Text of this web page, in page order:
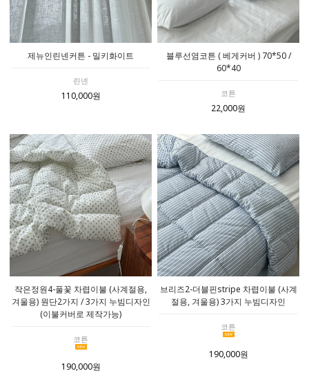
제뉴인린넨커튼 - 밀키화이트
린넨
110,000원
블루선염코튼 ( 베게커버 ) 70*50 /
60*40
코튼
22,000원
작은정원4-풀꽃 차렵이불 (사계절용,
겨울용) 원단2가지 / 3가지 누빔디자인
(이불커버로 제작가능)
코튼
190,000원
브리즈2-더블핀stripe 차렵이불 (사계
절용, 겨울용) 3가지 누빔디자인
코튼
190,000원